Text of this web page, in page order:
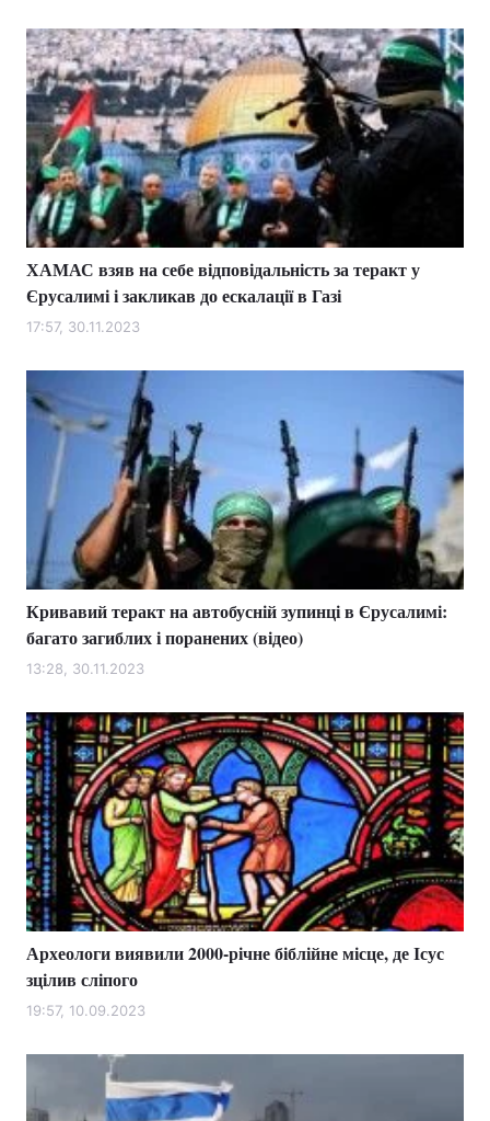
Економіка Світ
Спорт Наука
Техно і зв'язок Лайт
Зброя Інциденти
Здоров'я Туризм
Цікавинки Погода
Екологія
Лонгріди
Відео з Youtube Статті
Інтерв'ю Думки
Архів Вакансії
Контакти
Послуги
Тема оформлення
ХАМАС взяв на себе відповідальність за теракт у
Єрусалимі і закликав до ескалації в Газі
17:57, 30.11.2023
Кривавий теракт на автобусній зупинці в Єрусалимі:
багато загиблих і поранених (відео)
13:28, 30.11.2023
Археологи виявили 2000-річне біблійне місце, де Ісус
зцілив сліпого
19:57, 10.09.2023